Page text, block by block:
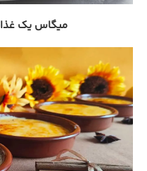
میگاس یک